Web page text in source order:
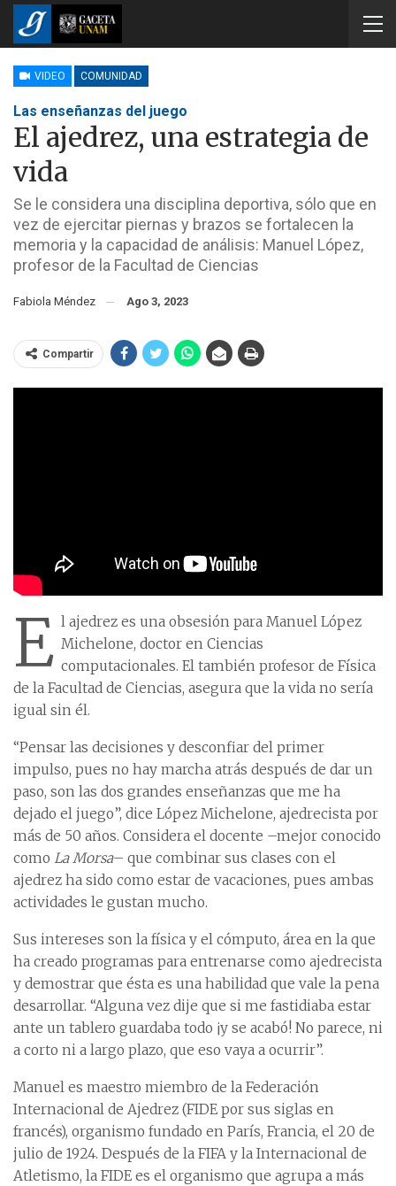
VIDEO COMUNIDAD
Las enseñanzas del juego
El ajedrez, una estrategia de
vida
Se le considera una disciplina deportiva, sólo que en
vez de ejercitar piernas y brazos se fortalecen la
memoria y la capacidad de análisis: Manuel López,
profesor de la Facultad de Ciencias
Fabiola Méndez Ago 3, 2023
Compartir
E l ajedrez es una obsesión para Manuel López
Michelone, doctor en Ciencias
computacionales. El también profesor de Física
de la Facultad de Ciencias, asegura que la vida no sería
igual sin él.
“Pensar las decisiones y desconfiar del primer
impulso, pues no hay marcha atrás después de dar un
paso, son las dos grandes enseñanzas que me ha
dejado el juego”, dice López Michelone, ajedrecista por
más de 50 años. Considera el docente –mejor conocido
como La Morsa– que combinar sus clases con el
ajedrez ha sido como estar de vacaciones, pues ambas
actividades le gustan mucho.
Sus intereses son la física y el cómputo, área en la que
ha creado programas para entrenarse como ajedrecista
y demostrar que ésta es una habilidad que vale la pena
desarrollar. “Alguna vez dije que si me fastidiaba estar
ante un tablero guardaba todo ¡y se acabó! No parece, ni
a corto ni a largo plazo, que eso vaya a ocurrir”.
Manuel es maestro miembro de la Federación
Internacional de Ajedrez (FIDE por sus siglas en
francés), organismo fundado en París, Francia, el 20 de
julio de 1924. Después de la FIFA y la Internacional de
Atletismo, la FIDE es el organismo que agrupa a más